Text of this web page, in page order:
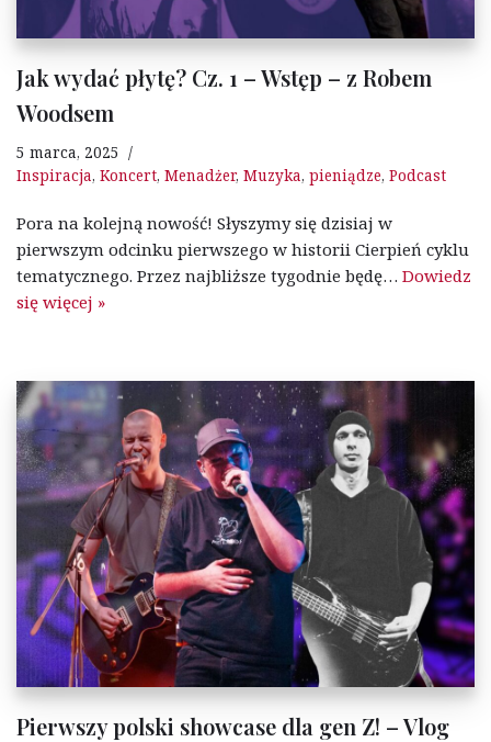
Jak wydać płytę? Cz. 1 – Wstęp – z Robem
Woodsem
5 marca, 2025
Inspiracja, Koncert, Menadżer, Muzyka, pieniądze, Podcast
Pora na kolejną nowość! Słyszymy się dzisiaj w
pierwszym odcinku pierwszego w historii Cierpień cyklu
tematycznego. Przez najbliższe tygodnie będę… Dowiedz
się więcej »
Pierwszy polski showcase dla gen Z! – Vlog